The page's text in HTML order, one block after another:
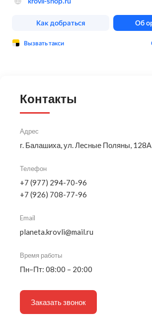
Контакты
Адрес
г. Балашиха, ул. Лесные Поляны, 128А
Телефон
+7 (977) 294-70-96
+7 (926) 708-77-96
Email
planeta.krovli@mail.ru
Время работы
Пн–Пт: 08:00 – 20:00
Заказать звонок